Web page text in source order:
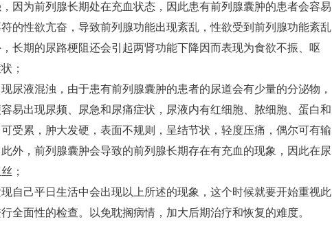
为前列腺长期处在充血状态，因此患有前列腺囊肿的患者会容易
的性欲亢奋，导致前列腺功能出现紊乱，性欲受到前列腺功能紊乱
长期的尿路梗阻还会引起两肾功能下降因而表现为食欲不振、呕
；
液混浊，由于患有前列腺囊肿的患者的尿道会有少量的分泌物，
易出现尿频、尿急和尿痛症状，尿液内有红细胞、脓细胞、蛋白和
受累，肿大发硬，表面不规则，呈结节状，轻度压痛，偶尔可有输
外，前列腺囊肿会导致的前列腺长期存在有充血的现象，因此在尿
；
己平日生活中会出现以上所述的现象，这个时候就要开始重视此
全面性的检查。以免耽搁病情，加大后期治疗和恢复的难度。